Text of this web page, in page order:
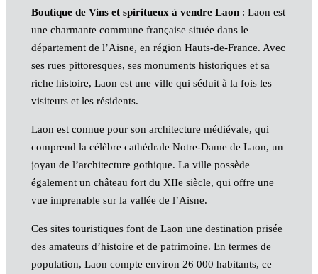
Boutique de Vins et spiritueux à vendre Laon: Laon est
une charmante commune française située dans le
département de l’Aisne, en région Hauts-de-France. Avec
ses rues pittoresques, ses monuments historiques et sa
riche histoire, Laon est une ville qui séduit à la fois les
visiteurs et les résidents.
Laon est connue pour son architecture médiévale, qui
comprend la célèbre cathédrale Notre-Dame de Laon, un
joyau de l’architecture gothique. La ville possède
également un château fort du XIIe siècle, qui offre une
vue imprenable sur la vallée de l’Aisne.
Ces sites touristiques font de Laon une destination prisée
des amateurs d’histoire et de patrimoine. En termes de
population, Laon compte environ 26 000 habitants, ce